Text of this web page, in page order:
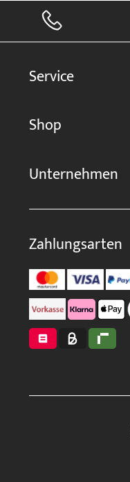
Service
Shop
Unternehmen
Zahlungsarten